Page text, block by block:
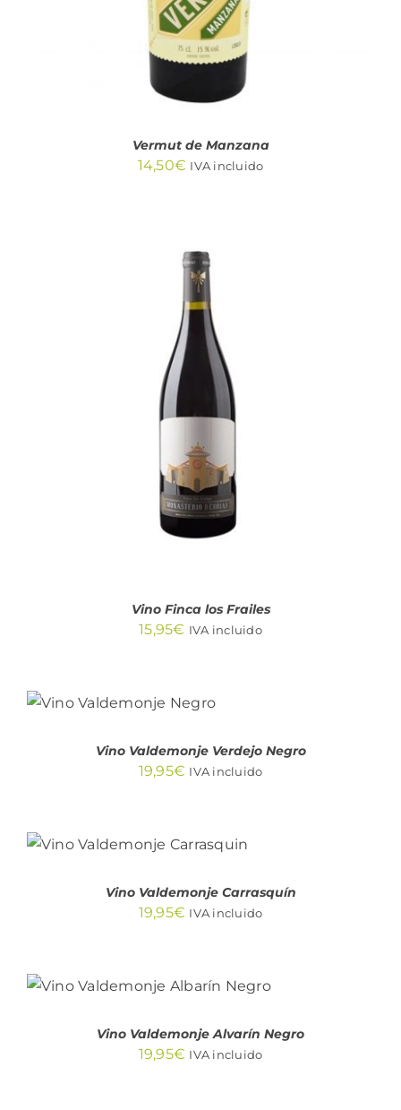
Vermut de Manzana
14,50€ IVA incluido
AÑADIR AL CARRITO
Vino Finca los Frailes
15,95€ IVA incluido
CARRITO
/
Vino Valdemonje Verdejo Negro
19,95€ IVA incluido
/
Vino Valdemonje Carrasquín
19,95€ IVA incluido
AÑADIR AL CARRITO
/
Vino Valdemonje Alvarín Negro
19,95€ IVA incluido